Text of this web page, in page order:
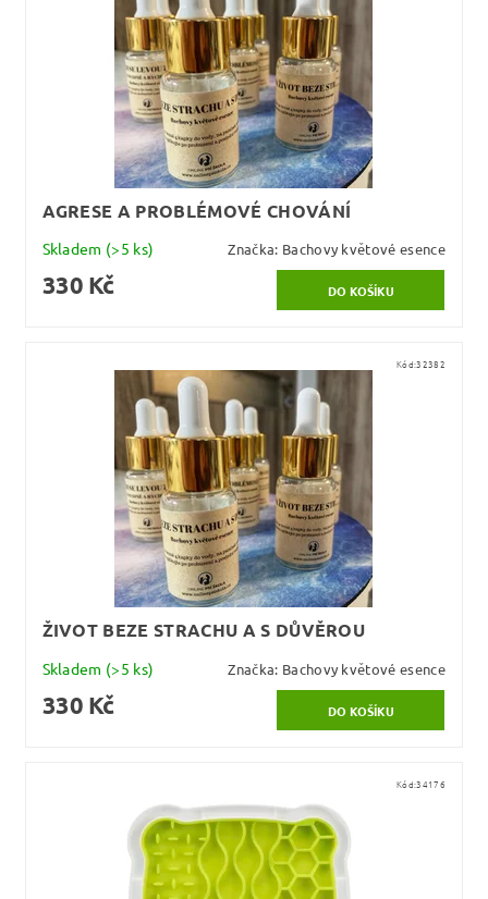
AGRESE A PROBLÉMOVÉ CHOVÁNÍ
Skladem (>5 ks) Značka: Bachovy květové esence
330 Kč
Kód:32382
ŽIVOT BEZE STRACHU A S DŮVĚROU
Skladem (>5 ks) Značka: Bachovy květové esence
330 Kč
Kód:34176